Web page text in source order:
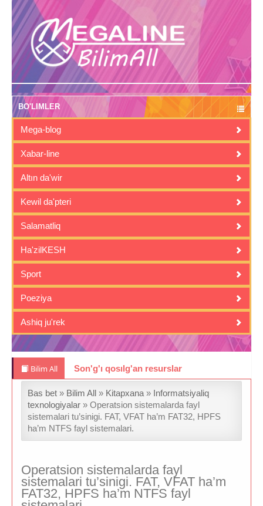
BO'LIMLER
Mega-blog
Xabar-line
Altın da'wir
Kewil da'pteri
Salamatliq
Ha'zilKESH
Sport
Poeziya
Ashiq ju'rek
Bilim All Son'g'ı qosılg'an resurslar
Bas bet » Bilim All » Kitapxana » Informatsiyaliq
texnologiyalar » Operatsion sistemalarda fayl
sistemalari tu’sinigi. FAT, VFAT ha’m FAT32, HPFS
ha’m NTFS fayl sistemalari.
Operatsion sistemalarda fayl
sistemalari tu’sinigi. FAT, VFAT ha’m
FAT32, HPFS ha’m NTFS fayl